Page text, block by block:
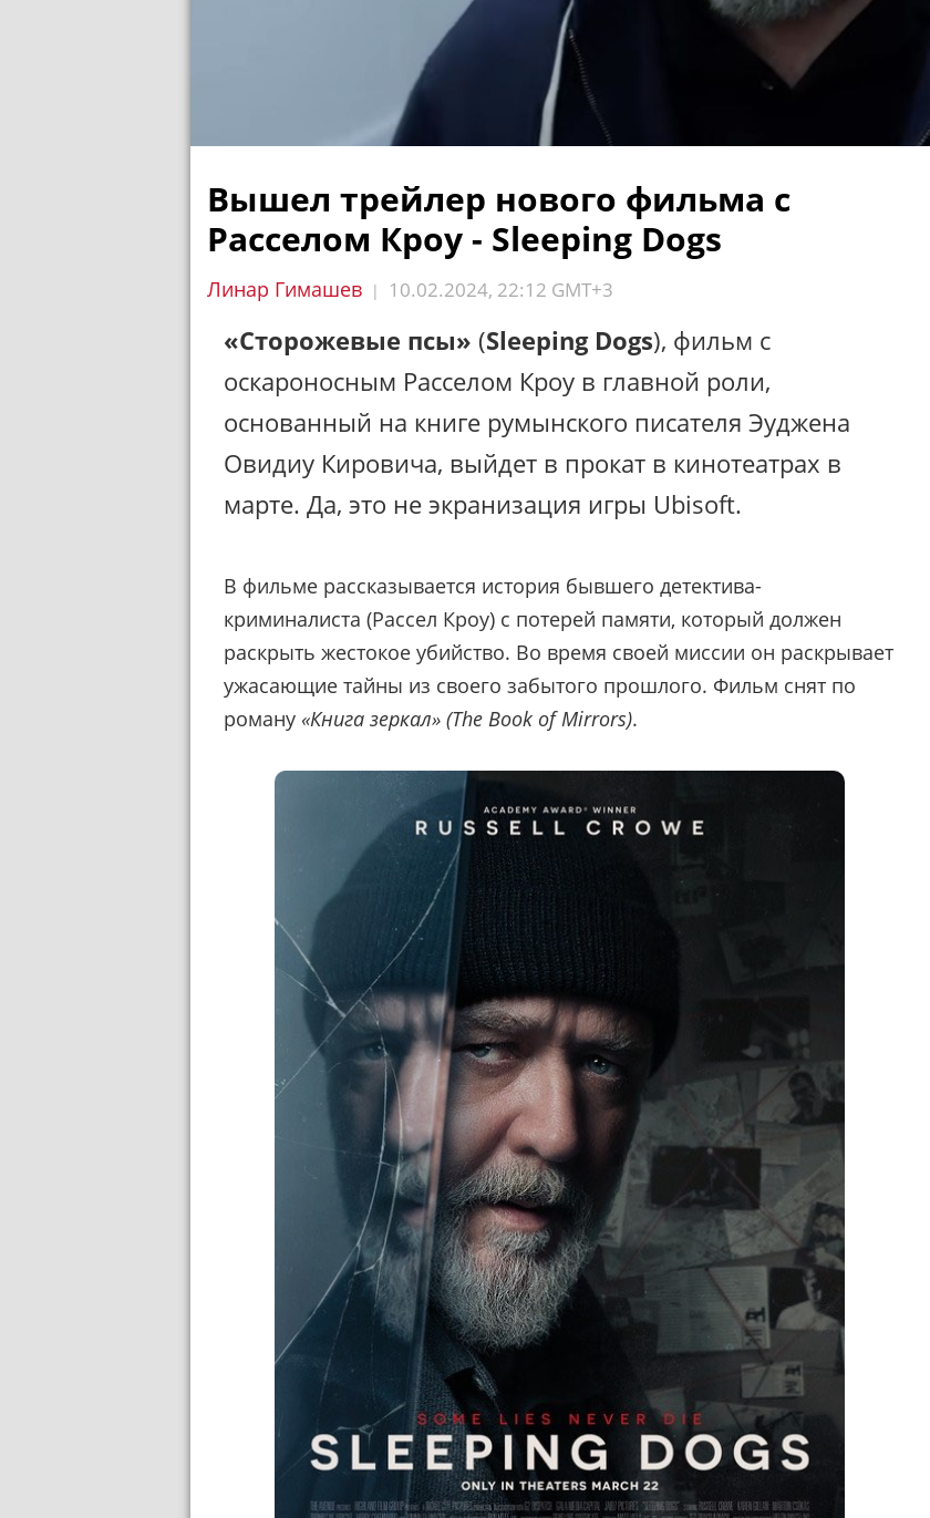
Вышел трейлер нового фильма с
Расселом Кроу - Sleeping Dogs
Линар Гимашев | 10.02.2024, 22:12 GMT+3
«Сторожевые псы» (Sleeping Dogs), фильм с
оскароносным Расселом Кроу в главной роли,
основанный на книге румынского писателя Эуджена
Овидиу Кировича, выйдет в прокат в кинотеатрах в
марте. Да, это не экранизация игры Ubisoft.
В фильме рассказывается история бывшего детектива-
криминалиста (Рассел Кроу) с потерей памяти, который должен
раскрыть жестокое убийство. Во время своей миссии он раскрывает
ужасающие тайны из своего забытого прошлого. Фильм снят по
роману «Книга зеркал» (The Book of Mirrors).